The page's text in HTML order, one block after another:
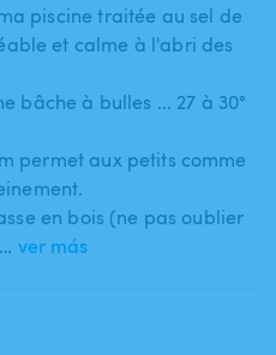
piscine traitée au sel de
et calme à l'abri des
bâche à bulles ... 27 à 30°
permet aux petits comme
en bois (ne pas oublier
ver más